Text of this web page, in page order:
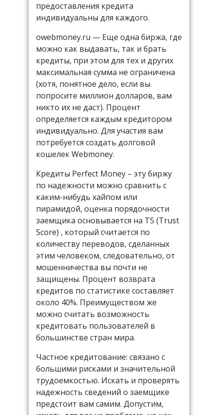
предоставления кредита
индивидуальны для каждого.
owebmoney.ru — Еще одна биржа, где
можно как выдавать, так и брать
кредиты, при этом для тех и других
максимальная сумма не ограничена
(хотя, понятное дело, если вы
попросите миллион долларов, вам
никто их не даст). Процент
определяется каждым кредитором
индивидуально. Для участия вам
потребуется создать долговой
кошелек Webmoney.
Кредиты Perfect Money – эту биржу
по надежности можно сравнить с
каким-нибудь хайпом или
пирамидой, оценка порядочности
заемщика основывается на TS (Trust
Score) , который считается по
количеству переводов, сделанных
этим человеком, следовательно, от
мошенничества вы почти не
защищены. Процент возврата
кредитов по статистике составляет
около 40%. Преимуществом же
можно считать возможность
кредитовать пользователей в
большинстве стран мира.
Частное кредитование: связано с
большими рисками и значительной
трудоемкостью. Искать и проверять
надежность сведений о заемщике
предстоит вам самим. Допустим,